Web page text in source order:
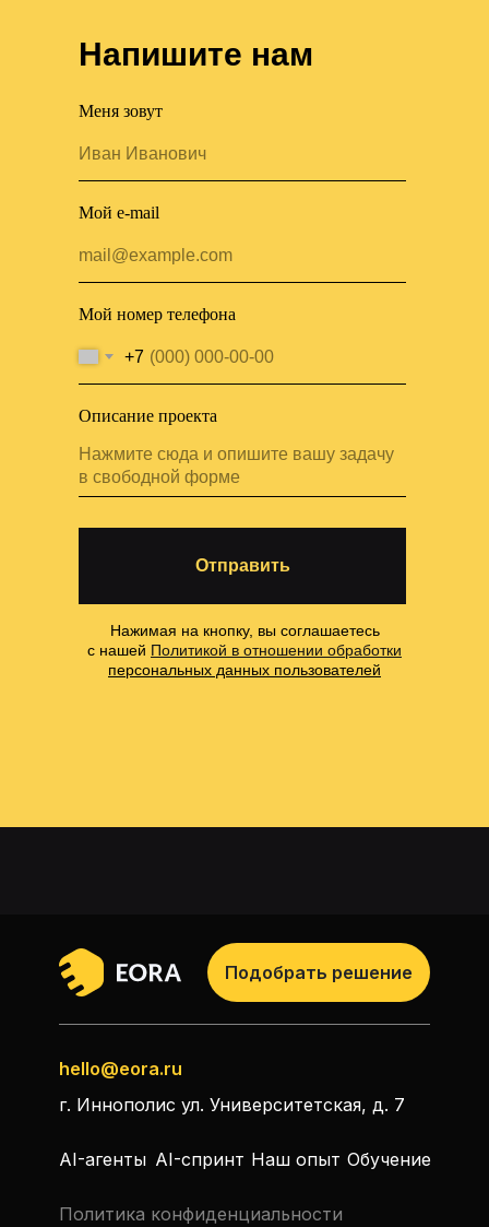
Меня зовут
Мой e-mail
Мой номер телефона
+7
Описание проекта
Напишите нам
Отправить
Нажимая на кнопку, вы соглашаетесь
с нашей Политикой в отношении обработки
персональных данных пользователей
Политика конфиденциальности
AI-спринт
AI-агенты Обучение
Наш опыт
Подобрать решение
hello@eora.ru
г. Иннополис ул. Университетская, д. 7